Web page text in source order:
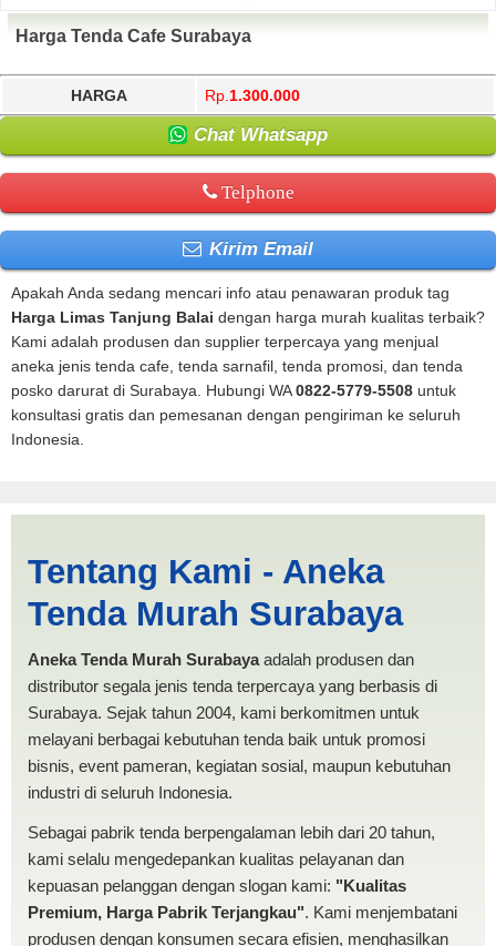
Harga Tenda Cafe Surabaya
HARGA Rp. 1.300.000
Chat Whatsapp
Telphone
Kirim Email
Apakah Anda sedang mencari info atau penawaran produk tag
Harga Limas Tanjung Balai dengan harga murah kualitas terbaik?
Kami adalah produsen dan supplier terpercaya yang menjual
aneka jenis tenda cafe, tenda sarnafil, tenda promosi, dan tenda
posko darurat di Surabaya. Hubungi WA0822-5779-5508 untuk
konsultasi gratis dan pemesanan dengan pengiriman ke seluruh
Indonesia.
PRODUKSI ANEKA TENDA
MURAH
Tentang Kami - Aneka
Tenda Murah Surabaya
Aneka Tenda Murah Surabayaadalah produsen dan
distributor segala jenis tenda terpercaya yang berbasis di
Surabaya. Sejak tahun 2004, kami berkomitmen untuk
melayani berbagai kebutuhan tenda baik untuk promosi
bisnis, event pameran, kegiatan sosial, maupun kebutuhan
industri di seluruh Indonesia.
Sebagai pabrik tenda berpengalaman lebih dari 20 tahun,
kami selalu mengedepankan kualitas pelayanan dan
kepuasan pelanggan dengan slogan kami: "Kualitas
Premium, Harga Pabrik Terjangkau". Kami menjembatani
produsen dengan konsumen secara efisien, menghasilkan